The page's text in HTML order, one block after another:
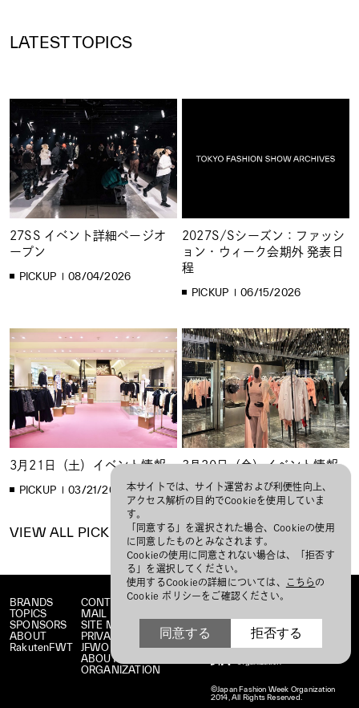
LATEST TOPICS
27SS イベント詳細ページオ
ープン
PICKUP 08/04/2026
2027S/Sシーズン：ファッシ
ョン・ウィーク会期外 発表日
程
PICKUP 06/15/2026
3月21日（土）イベント情報
PICKUP 03/21/2026
3月20日（金）イベント情報
PICKUP 03/20/2026
VIEW ALL PICKUP
BRANDS
TOPICS
SPONSORS
ABOUT
RakutenFWT
CONTACT
MAIL MAGAZINE
SITE MAP
PRIVACY POLICY
JFWO LINK
ABOUT JFW
ORGANIZATION
©Japan Fashion Week Organization
2014, All Rights Reserved.
本サイトでは、サイト運営および利便性向上、
アクセス解析の目的でCookieを使用していま
す。
「同意する」を選択された場合、Cookieの使用
に同意したものとみなされます。
Cookieの使用に同意されない場合は、「拒否す
る」を選択してください。
使用するCookieの詳細については、
こちらの
Cookie ポリシーをご確認ください。
同意する 拒否する